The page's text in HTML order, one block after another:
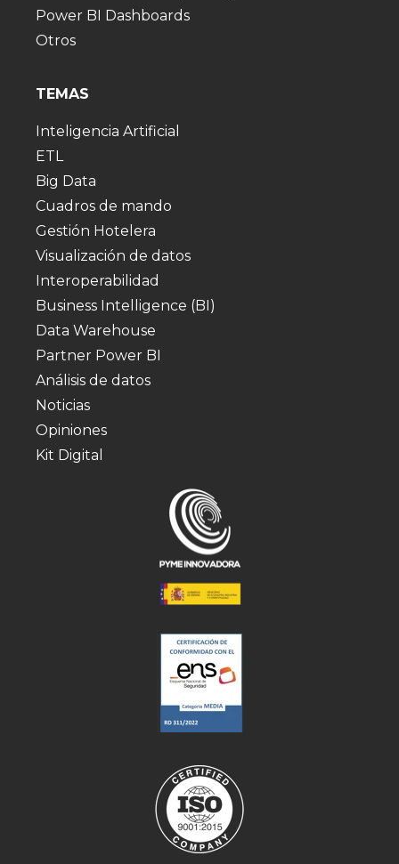
Power BI Dashboards
Otros
TEMAS
Inteligencia Artificial
ETL
Big Data
Cuadros de mando
Gestión Hotelera
Visualización de datos
Interoperabilidad
Business Intelligence (BI)
Data Warehouse
Partner Power BI
Análisis de datos
Noticias
Opiniones
Kit Digital